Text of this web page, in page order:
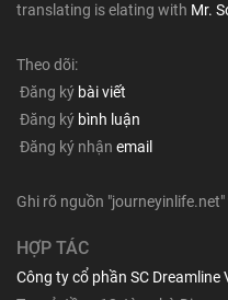
translating is elating with Mr.
Theo dõi:
Đăng ký bài viết
Đăng ký bình luận
Đăng ký nhận email
Ghi rõ nguồn
HỢP TÁC
Công ty cổ phần SC Dreamline